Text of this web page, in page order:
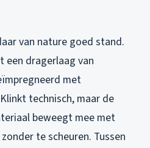
van nature goed stand.
dragerlaag van
met
technisch, maar de
beweegt mee met
te scheuren. Tussen